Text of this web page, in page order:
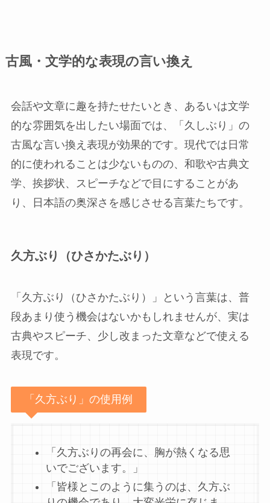
古風・文学的な表現の言い換え
会話や文章に趣を持たせたいとき、あるいは文学
的な雰囲気を出したい場面では、「久しぶり」の
古風な言い換え表現が効果的です。現代では日常
的に使われることは少ないものの、和歌や古典文
学、挨拶状、スピーチなどで目にすることがあ
り、日本語の奥深さを感じさせる言葉たちです。
久方ぶり（ひさかたぶり）
「久方ぶり（ひさかたぶり）」という言葉は、普
段あまり使う機会はないかもしれませんが、実は
古典やスピーチ、少し改まった文章などで使える
表現です。
「久方ぶり」の使用例
「久方ぶりの再会に、胸が熱くなる思
いでございます。」
「皆様とこのように集うのは、久方ぶ